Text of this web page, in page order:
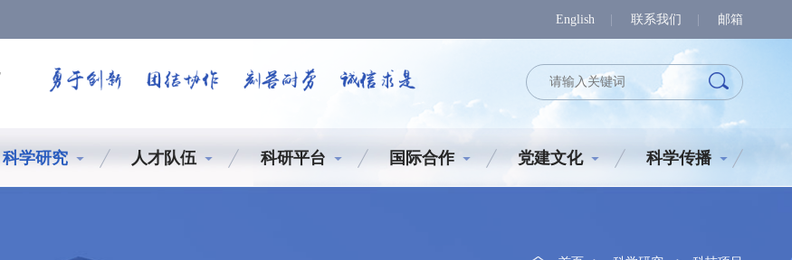
English 联系我们 邮箱
科学研究 人才队伍 科研平台 国际合作 党建文化 科学传播